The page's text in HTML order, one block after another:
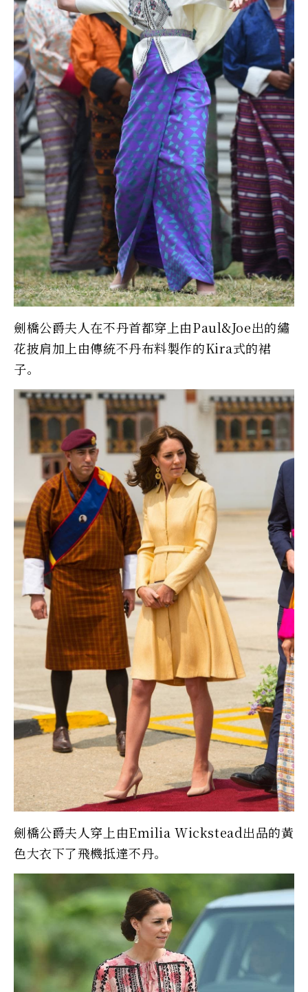
劍橋公爵夫人在不丹首都穿上由Paul&Joe出的繡
花披肩加上由傳統不丹布料製作的Kira式的裙
子。
劍橋公爵夫人穿上由Emilia Wickstead出品的黃
色大衣下了飛機抵達不丹。